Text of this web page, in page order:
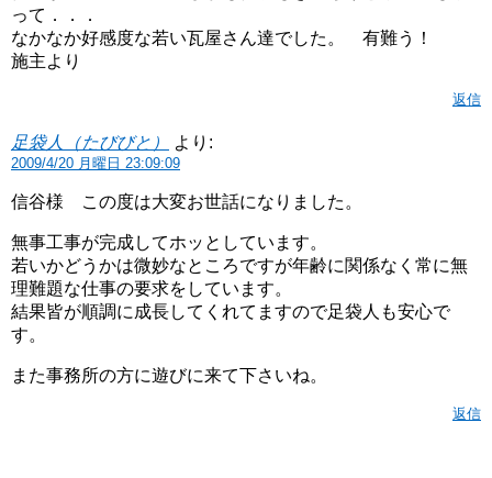
って．．．
なかなか好感度な若い瓦屋さん達でした。 有難う！
施主より
返信
足袋人（たびびと） より:
2009/4/20 月曜日 23:09:09
信谷様 この度は大変お世話になりました。
無事工事が完成してホッとしています。
若いかどうかは微妙なところですが年齢に関係なく常に無
理難題な仕事の要求をしています。
結果皆が順調に成長してくれてますので足袋人も安心で
す。
また事務所の方に遊びに来て下さいね。
返信